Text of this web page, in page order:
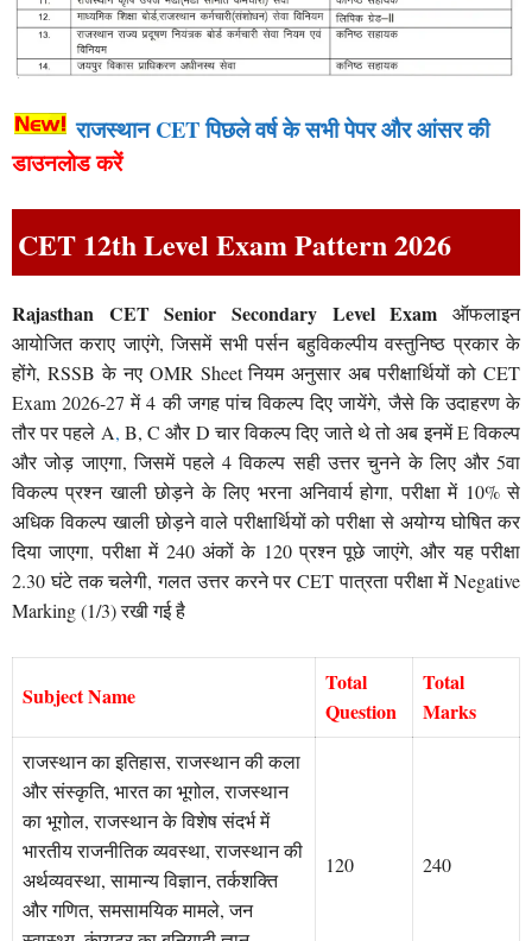
राजस्थान CET पिछले वर्ष के सभी पेपर और आंसर की
डाउनलोड करें
CET 12th Level Exam Pattern 2026
Rajasthan CET Senior Secondary Level Exam ऑफलाइन
आयोजित कराए जाएंगे, जिसमें सभी पर्सन बहुविकल्पीय वस्तुनिष्ठ प्रकार के
होंगे, RSSB के नए OMR Sheet नियम अनुसार अब परीक्षार्थियों को CET
Exam 2026-27 में 4 की जगह पांच विकल्प दिए जायेंगे, जैसे कि उदाहरण के
तौर पर पहले A, B, C और D चार विकल्प दिए जाते थे तो अब इनमें E विकल्प
और जोड़ जाएगा, जिसमें पहले 4 विकल्प सही उत्तर चुनने के लिए और 5वा
विकल्प प्रश्न खाली छोड़ने के लिए भरना अनिवार्य होगा, परीक्षा में 10% से
अधिक विकल्प खाली छोड़ने वाले परीक्षार्थियों को परीक्षा से अयोग्य घोषित कर
दिया जाएगा, परीक्षा में 240 अंकों के 120 प्रश्न पूछे जाएंगे, और यह परीक्षा
2.30 घंटे तक चलेगी, गलत उत्तर करने पर CET पात्रता परीक्षा में Negative
Marking (1/3) रखी गई है
Subject Name
Total
Question
Total
Marks
राजस्थान का इतिहास, राजस्थान की कला
और संस्कृति, भारत का भूगोल, राजस्थान
का भूगोल, राजस्थान के विशेष संदर्भ में
भारतीय राजनीतिक व्यवस्था, राजस्थान की
अर्थव्यवस्था, सामान्य विज्ञान, तर्कशक्ति
और गणित, समसामयिक मामले, जन
120 240